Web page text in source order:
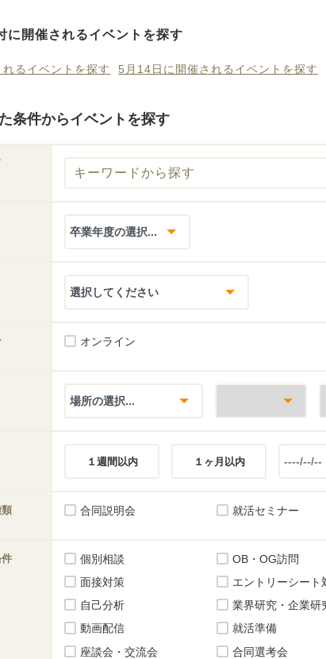
に開催されるイベントを探す
るイベントを探す 5月14日に開催されるイベントを探す
条件からイベントを探す
オンライン
１週間以内
１ヶ月以内
合同説明会 就活セミナー
個別相談 OB・OG訪問
面接対策
エントリーシート
自己分析
業界研究・企業研
動画配信
就活準備
座談会・交流会
合同選考会